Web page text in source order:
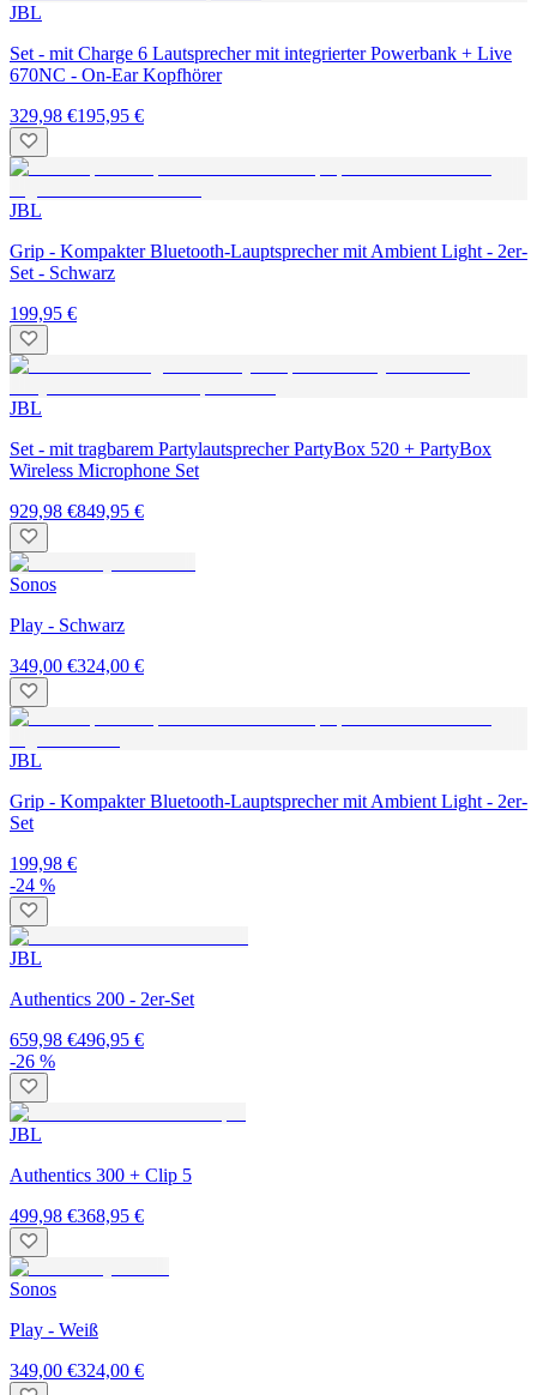
JBL
Set - mit Charge 6 Lautsprecher mit integrierter Powerbank + Live
670NC - On-Ear Kopfhörer
329,98 €195,95 €
JBL
Grip - Kompakter Bluetooth-Lauptsprecher mit Ambient Light - 2er-
Set - Schwarz
199,95 €
JBL
Set - mit tragbarem Partylautsprecher PartyBox 520 + PartyBox
Wireless Microphone Set
929,98 €849,95 €
Sonos
Play - Schwarz
349,00 €324,00 €
JBL
Grip - Kompakter Bluetooth-Lauptsprecher mit Ambient Light - 2er-
Set
199,98 €
-24 %
JBL
Authentics 200 - 2er-Set
659,98 €496,95 €
-26 %
JBL
Authentics 300 + Clip 5
499,98 €368,95 €
Sonos
Play - Weiß
349,00 €324,00 €